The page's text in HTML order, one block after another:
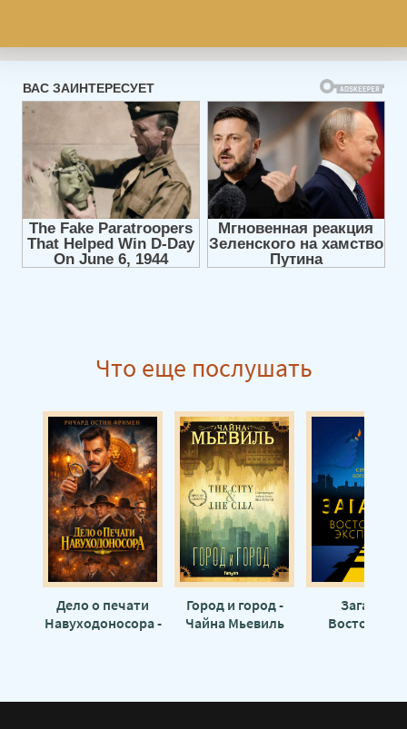
Что еще послушать
Дело о печати
Навуходоносора -
Город и город -
Чайна Мьевиль
Загадка
Восточного